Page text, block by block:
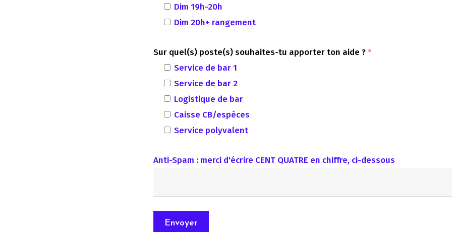
Dim 19h-20h
Dim 20h+ rangement
Sur quel(s) poste(s) souhaites-tu apporter ton aide ?*
Service de bar 1
Service de bar 2
Logistique de bar
Caisse CB/espèces
Service polyvalent
Anti-Spam : merci d'écrire CENT QUATRE en chiffre, ci-dessous